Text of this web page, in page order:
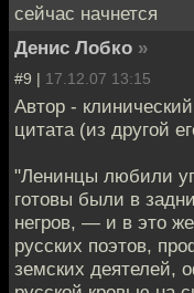
сейчас начнется
Денис Лобко »
#9 | 17.12.07 13:15
Автор -
цитата (из другой
"Ленинцы любили
готовы были в
негров, — и в это
русских поэтов,
земских деятелей,